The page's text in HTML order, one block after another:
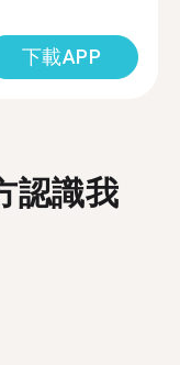
下載APP
認識我